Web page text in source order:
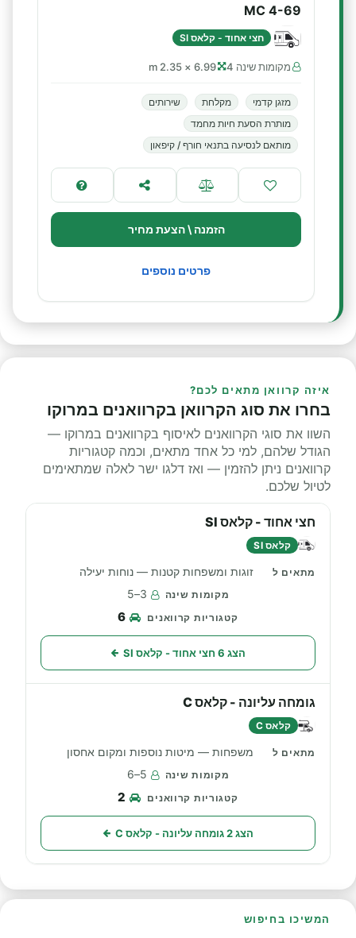
MC 4-69
חצי אחוד - קלאס SI
מקומות שינה 4 6.99 × 2.35 m
מזגן קדמי מקלחת
שירותים
מותרת הסעת חיות מחמד
מותאם לנסיעה בתנאי חורף / קיפאון
הזמנה \ הצעת מחיר
פרטים נוספים
איזה קרוואן מתאים לכם?
בחרו את סוג הקרוואן בקרוואנים במרוקו
השוו את סוגי הקרוואנים לאיסוף בקרוואנים במרוקו —
הגודל שלהם, למי כל אחד מתאים, וכמה קטגוריות
קרוואנים ניתן להזמין — ואז דלגו ישר לאלה שמתאימים
לטיול שלכם.
חצי אחוד - קלאס SI
קלאס SI
זוגות ומשפחות קטנות — נוחות יעילה
3–5
6
הצג 6 חצי אחוד - קלאס SI
גומחה עליונה - קלאס C
קלאס C
משפחות — מיטות נוספות ומקום אחסון
5–6
2
הצג 2 גומחה עליונה - קלאס C
המשיכו בחיפוש